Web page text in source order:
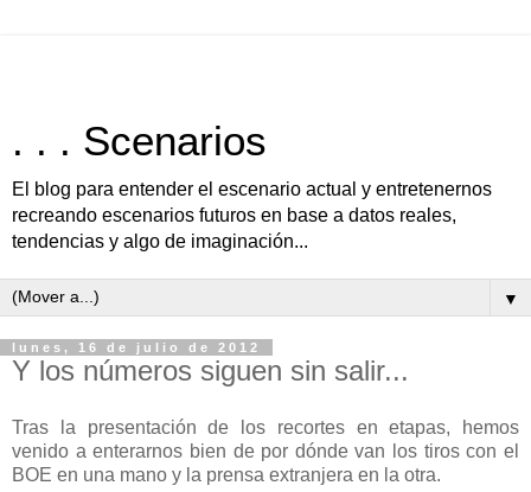
. . . Scenarios
El blog para entender el escenario actual y entretenernos
recreando escenarios futuros en base a datos reales,
tendencias y algo de imaginación...
▼
lunes, 16 de julio de 2012
Y los números siguen sin salir...
Tras la presentación de los recortes en etapas, hemos
venido a enterarnos bien de por dónde van los tiros con el
BOE en una mano y la prensa extranjera en la otra.